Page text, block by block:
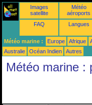
Images
satellite
Météo
aéroports
FAQ Langues
Météo marine : Europe Afrique
Australie
Océan Indien Autres
Météo marine :